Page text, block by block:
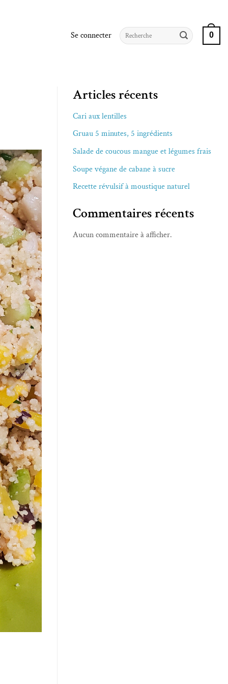
Se connecter
Recherche
pour :
0
Articles récents
Cari aux lentilles
Gruau 5 minutes, 5 ingrédients
Salade de coucous mangue et légumes frais
Soupe végane de cabane à sucre
Recette révulsif à moustique naturel
Commentaires récents
Aucun commentaire à afficher.